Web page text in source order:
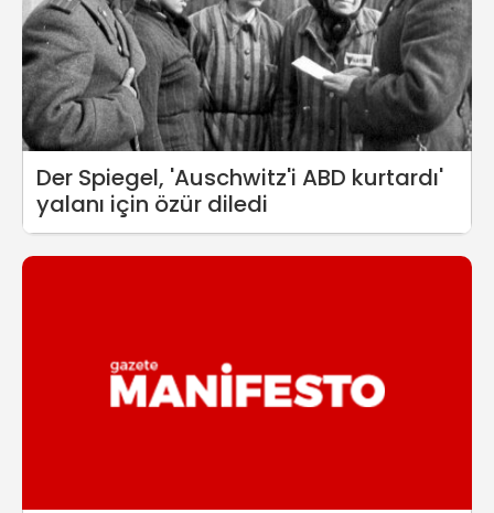
Der Spiegel, 'Auschwitz'i ABD kurtardı'
yalanı için özür diledi